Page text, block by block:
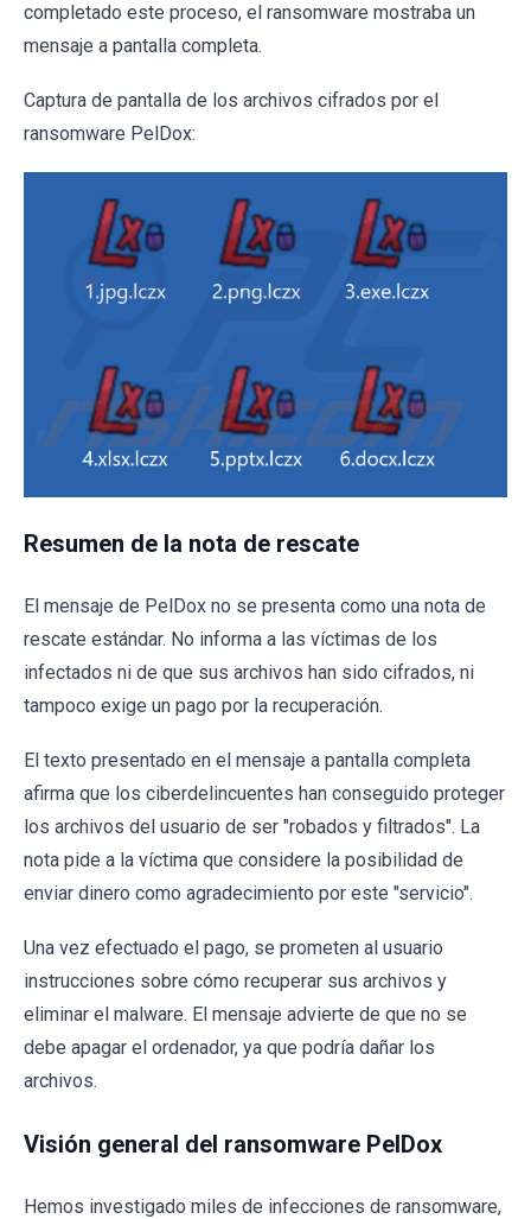
completado este proceso, el ransomware mostraba un
mensaje a pantalla completa.
Captura de pantalla de los archivos cifrados por el
ransomware PelDox:
Resumen de la nota de rescate
El mensaje de PelDox no se presenta como una nota de
rescate estándar. No informa a las víctimas de los
infectados ni de que sus archivos han sido cifrados, ni
tampoco exige un pago por la recuperación.
El texto presentado en el mensaje a pantalla completa
afirma que los ciberdelincuentes han conseguido proteger
los archivos del usuario de ser "robados y filtrados". La
nota pide a la víctima que considere la posibilidad de
enviar dinero como agradecimiento por este "servicio".
Una vez efectuado el pago, se prometen al usuario
instrucciones sobre cómo recuperar sus archivos y
eliminar el malware. El mensaje advierte de que no se
debe apagar el ordenador, ya que podría dañar los
archivos.
Visión general del ransomware PelDox
Hemos investigado miles de infecciones de ransomware,